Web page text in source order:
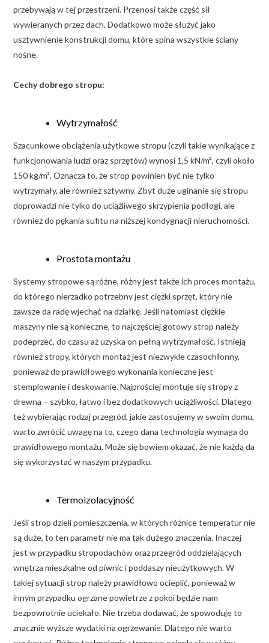
przebywają w tej przestrzeni. Przenosi także część sił
wywieranych przez dach. Dodatkowo może służyć jako
usztywnienie konstrukcji domu, które spina wszystkie ściany
nośne.
Cechy dobrego stropu:
Wytrzymałość
Szacunkowe obciążenia użytkowe stropu (czyli takie wynikające z
funkcjonowania ludzi oraz sprzętów) wynosi 1,5 kN/m², czyli około
150 kg/m². Oznacza to, że strop powinien być nie tylko
wytrzymały, ale również sztywny. Zbyt duże uginanie się stropu
doprowadzi nie tylko do uciążliwego skrzypienia podłogi, ale
również do pękania sufitu na niższej kondygnacji nieruchomości.
Prostota montażu
Systemy stropowe są różne, różny jest także ich proces montażu,
do którego nierzadko potrzebny jest ciężki sprzęt, który nie
zawsze da radę wjechać na działkę. Jeśli natomiast ciężkie
maszyny nie są konieczne, to najczęściej gotowy strop należy
podeprzeć, do czasu aż uzyska on pełną wytrzymałość. Istnieją
również stropy, których montaż jest niezwykle czasochłonny,
ponieważ do prawidłowego wykonania konieczne jest
stemplowanie i deskowanie. Najprościej montuje się stropy z
drewna – szybko, łatwo i bez dodatkowych uciążliwości. Dlatego
też wybierając rodzaj przegród, jakie zastosujemy w swoim domu,
warto zwrócić uwagę na to, czego dana technologia wymaga do
prawidłowego montażu. Może się bowiem okazać, że nie każdą da
się wykorzystać w naszym przypadku.
Termoizolacyjność
Jeśli strop dzieli pomieszczenia, w których różnice temperatur nie
są duże, to ten parametr nie ma tak dużego znaczenia. Inaczej
jest w przypadku stropodachów oraz przegród oddzielających
wnętrza mieszkalne od piwnic i poddaszy nieużytkowych. W
takiej sytuacji strop należy prawidłowo ocieplić, ponieważ w
innym przypadku ogrzane powietrze z pokoi będzie nam
bezpowrotnie uciekało. Nie trzeba dodawać, że spowoduje to
znacznie wyższe wydatki na ogrzewanie. Dlatego nie warto